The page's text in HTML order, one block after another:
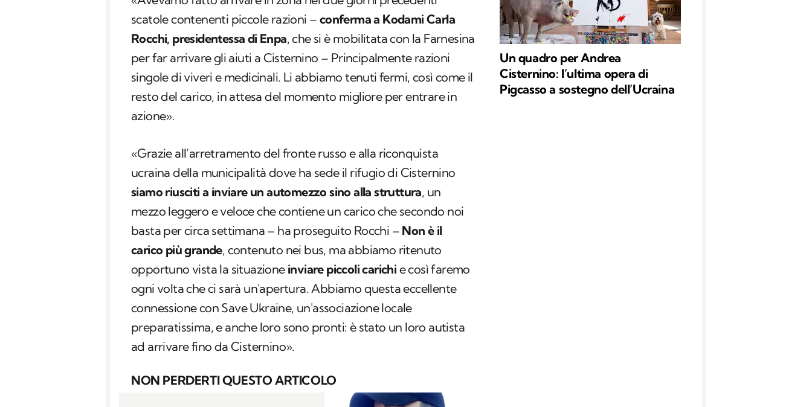
scatole contenenti piccole razioni – conferma a Kodami Carla
Rocchi, presidentessa di Enpa, che si è mobilitata con la Farnesina
per far arrivare gli aiuti a Cisternino – Principalmente razioni
singole di viveri e medicinali. Li abbiamo tenuti fermi, così come il
resto del carico, in attesa del momento migliore per entrare in
azione».
«Grazie all’arretramento del fronte russo e alla riconquista
ucraina della municipalità dove ha sede il rifugio di Cisternino
siamo riusciti a inviare un automezzo sino alla struttura, un
mezzo leggero e veloce che contiene un carico che secondo noi
basta per circa settimana – ha proseguito Rocchi – Non è il
carico più grande, contenuto nei bus, ma abbiamo ritenuto
opportuno vista la situazione inviare piccoli carichi e così faremo
ogni volta che ci sarà un'apertura. Abbiamo questa eccellente
connessione con Save Ukraine, un'associazione locale
preparatissima, e anche loro sono pronti: è stato un loro autista
ad arrivare fino da Cisternino».
NON PERDERTI QUESTO ARTICOLO
Un quadro per Andrea
Cisternino: l’ultima opera di
Pigcasso a sostegno dell’Ucraina